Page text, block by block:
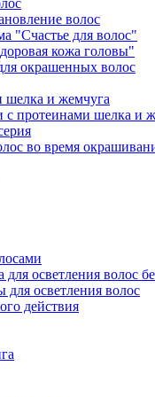
волос
"Счастье для волос"
кожа головы"
окрашенных волос
шелка и жемчуга
с протеинами шелка и
во время
осветления волос
осветления волос
действия